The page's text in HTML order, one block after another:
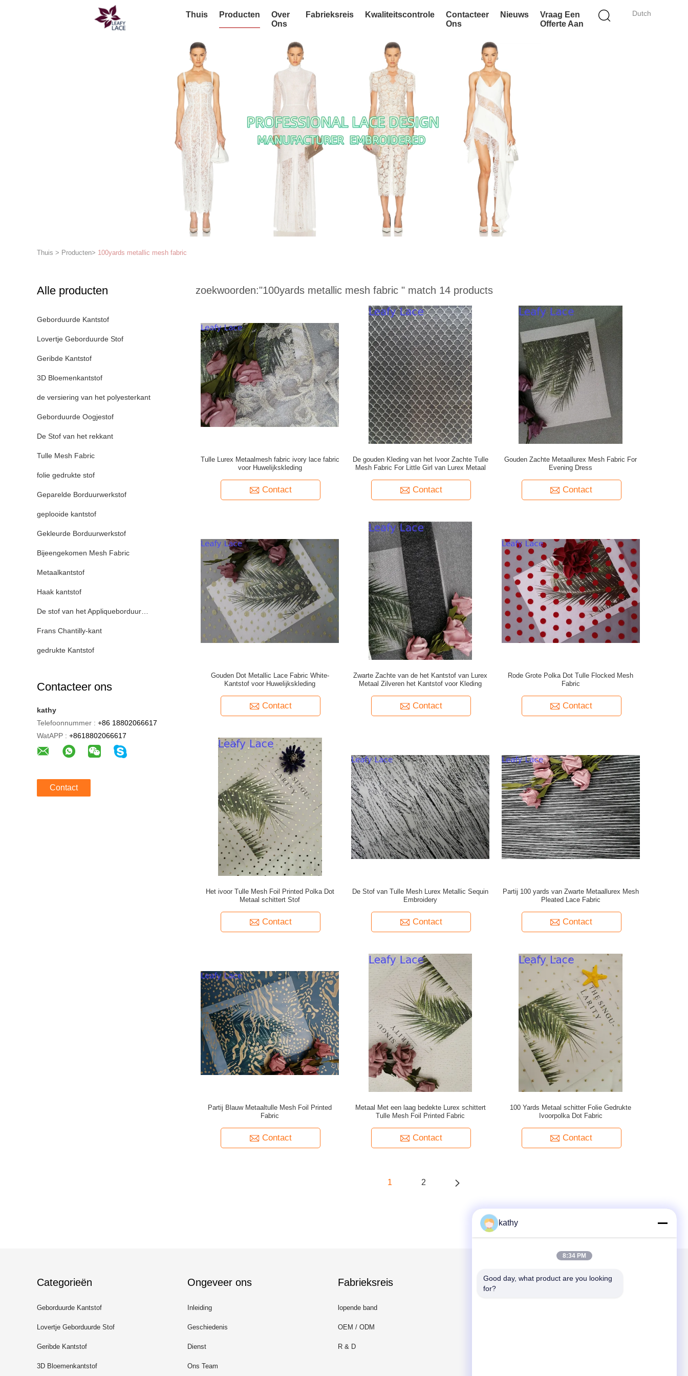
Dutch
Thuis Producten
Over
Ons
Fabrieksreis Kwaliteitscontrole
Contacteer
Ons
Nieuws
Vraag Een
Offerte Aan
Thuis > Producten> 100yards metallic mesh fabric
Alle producten
Geborduurde Kantstof
Lovertje Geborduurde Stof
Geribde Kantstof
3D Bloemenkantstof
de versiering van het polyesterkant
Geborduurde Oogjestof
De Stof van het rekkant
Tulle Mesh Fabric
folie gedrukte stof
Geparelde Borduurwerkstof
geplooide kantstof
Gekleurde Borduurwerkstof
Bijeengekomen Mesh Fabric
Metaalkantstof
Haak kantstof
Frans Chantilly-kant
gedrukte Kantstof
Contacteer ons
kathy
Telefoonnummer : +86 18802066617
WatAPP : +8618802066617
Contact
zoekwoorden:"100yards metallic mesh fabric " match 14 products
Tulle Lurex Metaalmesh fabric ivory lace fabric
voor Huwelijkskleding
Contact
De gouden Kleding van het Ivoor Zachte Tulle
Mesh Fabric For Little Girl van Lurex Metaal
Contact
Gouden Zachte Metaallurex Mesh Fabric For
Evening Dress
Contact
Gouden Dot Metallic Lace Fabric White-
Kantstof voor Huwelijkskleding
Contact
Zwarte Zachte van de het Kantstof van Lurex
Metaal Zilveren het Kantstof voor Kleding
Contact
Rode Grote Polka Dot Tulle Flocked Mesh
Fabric
Contact
Het ivoor Tulle Mesh Foil Printed Polka Dot
Metaal schittert Stof
Contact
De Stof van Tulle Mesh Lurex Metallic Sequin
Embroidery
Contact
Partij 100 yards van Zwarte Metaallurex Mesh
Pleated Lace Fabric
Contact
Partij Blauw Metaaltulle Mesh Foil Printed
Fabric
Contact
Metaal Met een laag bedekte Lurex schittert
Tulle Mesh Foil Printed Fabric
Contact
100 Yards Metaal schitter Folie Gedrukte
Ivoorpolka Dot Fabric
Contact
1 2
Categorieën
Geborduurde Kantstof
Lovertje Geborduurde Stof
Geribde Kantstof
3D Bloemenkantstof
Ongeveer ons
Inleiding
Geschiedenis
Dienst
Ons Team
Fabrieksreis
lopende band
OEM / ODM
R & D
Mail ons
kathy
8:34 PM
Good day, what product are you looking
for?